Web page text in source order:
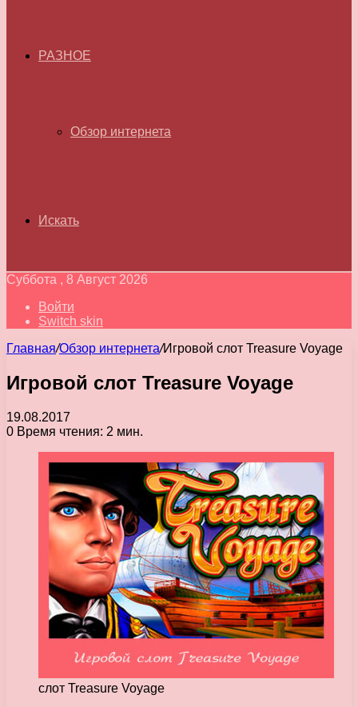
РАЗНОЕ
Обзор интернета
Искать
Суббота , 8 Август 2026
Войти
Switch skin
Главная/Обзор интернета/Игровой слот Treasure Voyage
Игровой слот Treasure Voyage
19.08.2017
0 Время чтения: 2 мин.
слот Treasure Voyage